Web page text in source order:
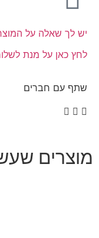
יש לך שאלה על
לחץ כאן על מנת
שתף עם חברים
מוצרים